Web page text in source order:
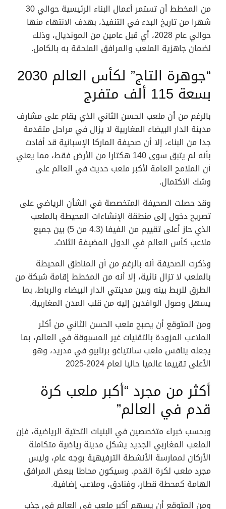
من المخطط أن تستمر أعمال البناء الرئيسية حوالي 30
شهرا من تاريخ البدء في التنفيذ، بهدف الانتهاء منها
حوالي عام 2028، أي قبل عامين من المونديال، وذلك
لضمان جاهزية الملعب والمرافق الملحقة به بالكامل.
“جوهرة التاج” لكأس العالم 2030
بسعة 115 ألف متفرج
بالرغم من أن ملعب الحسن الثاني الذي يقام على مشارف
مدينة الدار البيضاء المغاربية لا يزال في مراحل متقدمة
جدا من البناء، إلا أن صحيفة الماركا الإسبانية قد أفادت
بأنه لم يتبق سوى 140 هكتارا من الأرض فقط، مما يعني
أن الملامح العامة لأكبر ملعب حديث في العالم على
وشك الاكتمال.
وقد حصلت الصحيفة المتخصصة في الشأن الرياضي على
تصريح دخول إلى منطقة الإنشاءات المحيطة بالملعب
الذي حاز أعلى تقييم من الفيفا (4.3 من 5) بين جميع
ملاعب كأس العالم في الدول المضيفة الثلاث.
وذكرت الصحيفة أنه بالرغم من أن المناطق المحيطة
بالملعب لا تزال نائية، إلا أنه من المخطط إقامة شبكة من
الطرق للربط بينه وبين مدينتي الدار البيضاء والرباط، بما
يسهل وصول الوافدين إليه من قلب المدن المغاربية.
ومن المتوقع أن يصبح ملعب الحسن الثاني من أكثر
الملاعب المزودة بالتقنيات غير المسبوقة في العالم، بما
يجعله ينافس ملعب سانتياغو برنابيو في مدريد، وهو
الأعلى تقييما عالميا حاليا لعام 2024-2025
أكثر من مجرد “أكبر ملعب كرة
قدم في العالم”
وبحسب خبراء متخصصين في البنيات التحتية الرياضية، فإن
الملعب المغاربي الجديد يشكل مدينة رياضية متكاملة
الأركان لممارسة الأنشطة الترفيهية بوجه عام، وليس
مجرد ملعب لكرة القدم. وسيكون محاطا ببعض المرافق
الهامة كمحطة قطار، وفنادق، وملاعب إضافية.
ومن المتوقع أن يسهم أكبر ملعب في العالم في جذب